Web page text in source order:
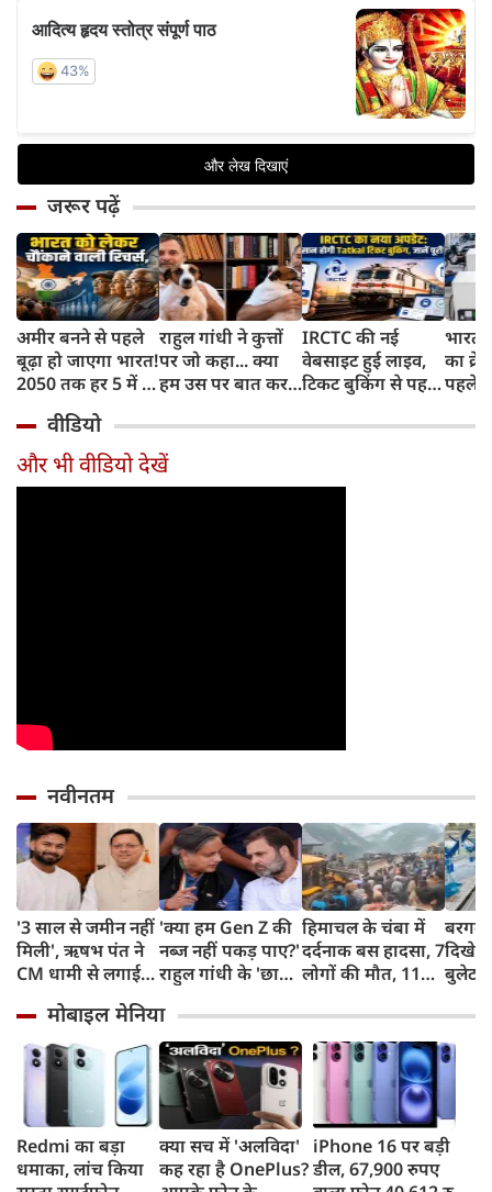
जरूर पढ़ें
अमीर बनने से पहले
बूढ़ा हो जाएगा भारत!
2050 तक हर 5 में 1
भारतीय होगा 60
साल से ज्यादा उम्र का
राहुल गांधी ने कुत्तों
पर जो कहा... क्या
हम उस पर बात कर
IRCTC की नई
वेबसाइट हुई लाइव,
टिकट बुकिंग से पहले
काम, जानें पूरा
भारत
का
पहले
और
वीडियो
और भी वीडियो देखें
नवीनतम
'3 साल से जमीन नहीं
मिली', ऋषभ पंत ने
CM धामी से लगाई
गुहार, कहा- उत्तराखंड
लौटकर करना चाहता
हूं काम
'क्या हम Gen Z की
नब्ज नहीं पकड़ पाए?'
राहुल गांधी के 'छात्रों
थरूर का बड़ा बयान
हिमाचल के चंबा में
दर्दनाक बस हादसा, 7
लोगों की मौत, 11
बरगद
बुलेट
जैसी
जाएंगे
मोबाइल मेनिया
Redmi का बड़ा
धमाका, लांच किया
क्या सच में 'अलविदा'
कह रहा है OnePlus?
iPhone 16 पर बड़ी
डील, 67,900 रुपए